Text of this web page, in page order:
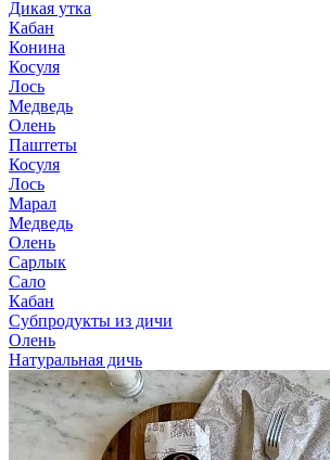
Дикая утка
Кабан
Конина
Косуля
Лось
Медведь
Олень
Паштеты
Косуля
Лось
Марал
Медведь
Олень
Сарлык
Сало
Кабан
Субпродукты из дичи
Олень
Натуральная дичь